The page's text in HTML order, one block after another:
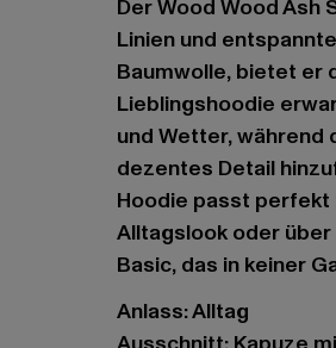
Der Wood Wood Ash
Linien und
Baumwolle, bietet er
Lieblingshoodie
und Wetter, während
dezentes Detail
Hoodie passt perfekt
Alltagslook oder über
Basic, das in keiner
Anlass: Alltag